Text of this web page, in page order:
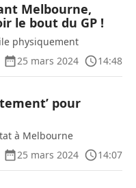
Melbourne,
le bout du GP !
physiquement
25 mars 2024
14:48
pour
à Melbourne
25 mars 2024
14:07